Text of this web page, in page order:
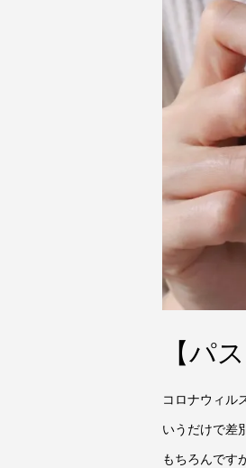
【パ
コロナウィル
いうだけで差
もちろんです